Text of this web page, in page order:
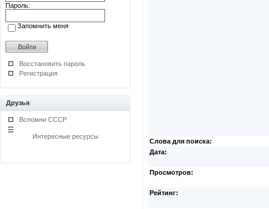
Пароль:
Запомнить меня
Восстановить пароль
Регистрация
Друзья
Вспомни СССР
Интересные ресурсы
Слова для поиска:
Дата:
Просмотров:
Рейтинг: